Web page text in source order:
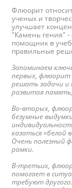
Флюорит
ученых и
улучшает
"Камень гения"
помощник в
правильные
Запоминаем
первых, флюорит
решать задачи и
развитая
Во-вторых,
безумные
казаться «белой
Очень полезный
рамки.
В-третьих,
помогает в
требуют